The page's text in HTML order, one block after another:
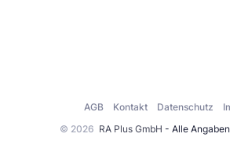
© 2026 RA Plus GmbH - Alle
AGB Kontakt Datenschutz